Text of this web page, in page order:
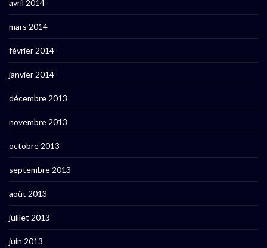
avril 2014
mars 2014
février 2014
janvier 2014
décembre 2013
novembre 2013
octobre 2013
septembre 2013
août 2013
juillet 2013
juin 2013